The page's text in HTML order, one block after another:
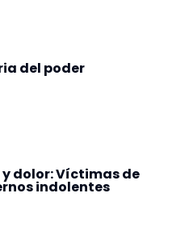
del poder
dolor: Víctimas de
indolentes